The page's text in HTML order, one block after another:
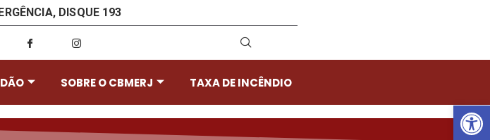
DISQUE 193
SOBRE O CBMERJ TAXA DE INCÊNDIO